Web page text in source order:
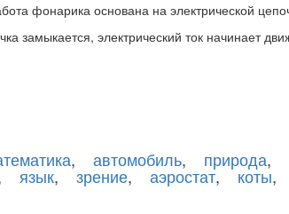
фонарика основана на электрической
замыкается, электрический ток начинает
, автомобиль, природа,
язык,зрение, аэростат, коты,